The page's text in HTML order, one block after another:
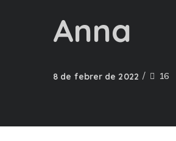
Anna
8 de febrer de 2022 16